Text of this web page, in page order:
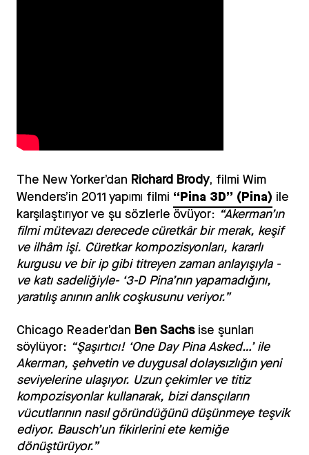
The New Yorker’dan Richard Brody, filmi Wim
Wenders’in 2011 yapımı filmi “Pina 3D” (Pina) ile
karşılaştırıyor ve şu sözlerle övüyor:“Akerman’ın
filmi mütevazı derecede cüretkâr bir merak, keşif
ve ilhâm işi. Cüretkar kompozisyonları, kararlı
kurgusu ve bir ip gibi titreyen zaman anlayışıyla -
ve katı sadeliğiyle- ‘3-D Pina’nın yapamadığını,
yaratılış anının anlık coşkusunu veriyor.”
Chicago Reader’dan Ben Sachsise şunları
söylüyor: “Şaşırtıcı! ‘One Day Pina Asked…’ ile
Akerman, şehvetin ve duygusal dolaysızlığın yeni
seviyelerine ulaşıyor. Uzun çekimler ve titiz
kompozisyonlar kullanarak, bizi dansçıların
vücutlarının nasıl göründüğünü düşünmeye teşvik
ediyor. Bausch’un fikirlerini ete kemiğe
dönüştürüyor.”